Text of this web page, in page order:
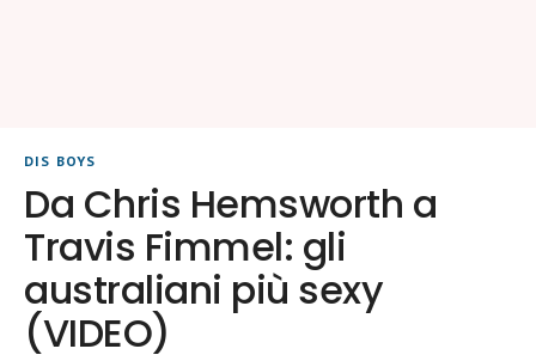
DIS BOYS
Da Chris Hemsworth a
Travis Fimmel: gli
australiani più sexy
(VIDEO)